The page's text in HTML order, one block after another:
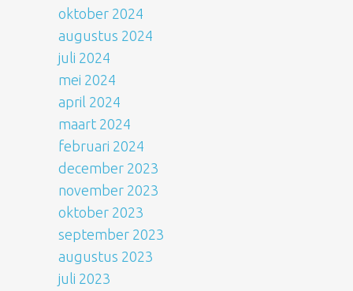
oktober 2024
augustus 2024
juli 2024
mei 2024
april 2024
maart 2024
februari 2024
december 2023
november 2023
oktober 2023
september 2023
augustus 2023
juli 2023